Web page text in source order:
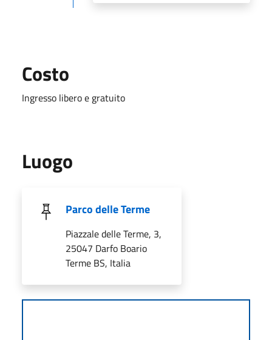
Costo
Ingresso libero e gratuito
Luogo
Parco delle Terme
Piazzale delle Terme, 3,
25047 Darfo Boario
Terme BS, Italia